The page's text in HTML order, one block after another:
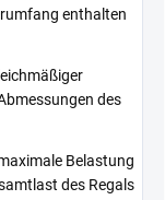
enthalten
des
Belastung
des Regals